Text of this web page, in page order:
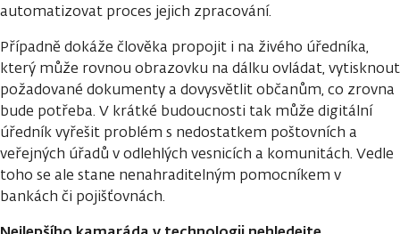
automatizovat proces jejich zpracování.
Případně dokáže člověka propojit i na živého úředníka,
který může rovnou obrazovku na dálku ovládat, vytisknout
požadované dokumenty a dovysvětlit občanům, co zrovna
bude potřeba. V krátké budoucnosti tak může digitální
úředník vyřešit problém s nedostatkem poštovních a
veřejných úřadů v odlehlých vesnicích a komunitách. Vedle
toho se ale stane nenahraditelným pomocníkem v
bankách či pojišťovnách.